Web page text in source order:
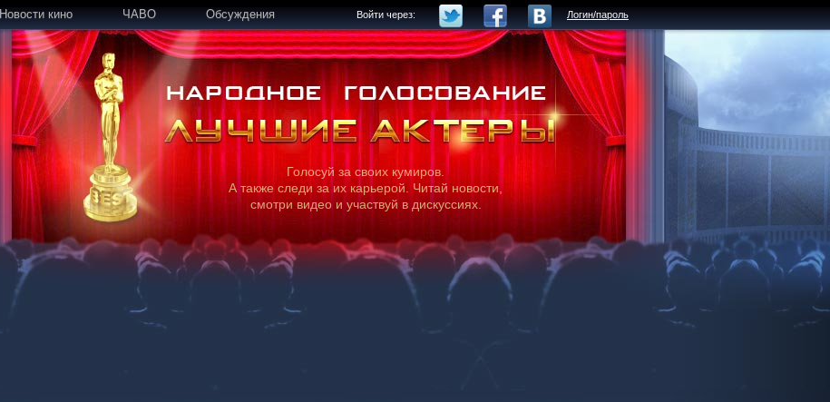
Новости кино ЧАВО Обсуждения Войти через: Логин/пароль
Голосуй за своих кумиров.
А также следи за их карьерой. Читай новости,
смотри видео и участвуй в дискуссиях.